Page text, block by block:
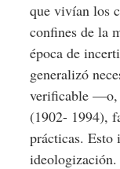
que vivían los
confines de la
época de
generalizó
verificable —o,
(1902- 1994),
prácticas. Esto
ideologización.